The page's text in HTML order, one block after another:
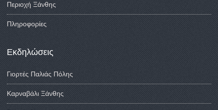
Περιοχή Ξάνθης
Πληροφορίες
Εκδηλώσεις
Γιορτές Παλιάς Πόλης
Καρναβάλι Ξάνθης